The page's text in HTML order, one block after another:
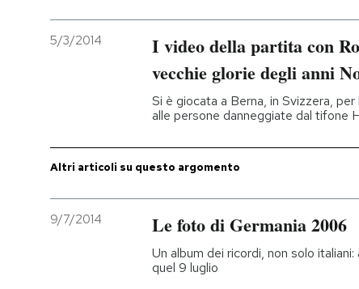
I MIEI PREFERITI
SHOP
CALENDARIO
AREA PERSONALE
5/3/2014
I video della partita con
vecchie glorie degli anni
Si è giocata a Berna, in Svizzera,
alle persone danneggiate dal tifone
Altri articoli su questo argomento
9/7/2014 Le foto di Germania 2006
Un album dei ricordi, non solo
quel 9 luglio